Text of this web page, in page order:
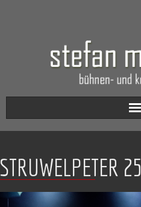
Aktuell
Werkverzeichnis
Biografie
STRUWELPETER 25